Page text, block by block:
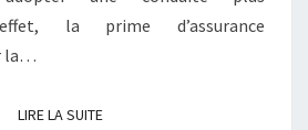
effet, la prime d’assurance
la…
LIRE LA SUITELIRE LA SUITE